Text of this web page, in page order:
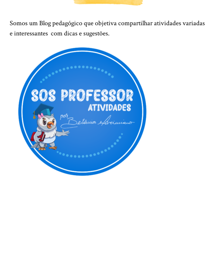
Somos um Blog pedagógico que objetiva compartilhar atividades variadas
e interessantes com dicas e sugestões.